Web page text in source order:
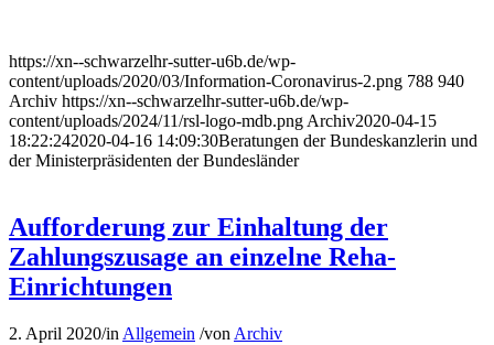
https://xn--schwarzelhr-sutter-u6b.de/wp-
content/uploads/2020/03/Information-Coronavirus-2.png 788 940
Archiv https://xn--schwarzelhr-sutter-u6b.de/wp-
content/uploads/2024/11/rsl-logo-mdb.png Archiv2020-04-15
18:22:242020-04-16 14:09:30Beratungen der Bundeskanzlerin und
der Ministerpräsidenten der Bundesländer
Aufforderung zur Einhaltung der
Zahlungszusage an einzelne Reha-
Einrichtungen
2. April 2020/in Allgemein /von Archiv